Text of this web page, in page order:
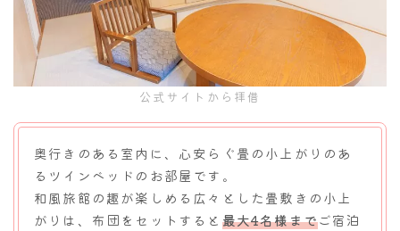
公式サイトから拝借
奥行きのある室内に、心安らぐ畳の小上がりのあ
るツインベッドのお部屋です。
和風旅館の趣が楽しめる広々とした畳敷きの小上
がりは、布団をセットすると 最大4名様までご宿泊